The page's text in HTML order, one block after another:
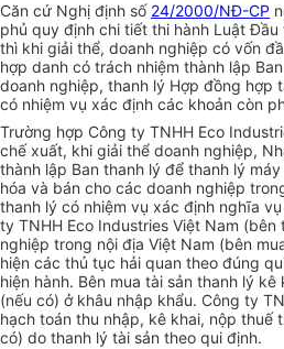
Căn cứ Nghị định số 24/2000/NĐ-CP
phủ quy định chi tiết thi hành Luật
thì khi giải thể, doanh nghiệp có vốn
hợp danh có trách nhiệm thành lập
doanh nghiệp, thanh lý Hợp đồng hợp
có nhiệm vụ xác định các khoản còn
Trường hợp Công ty TNHH Eco
chế xuất, khi giải thể doanh nghiệp,
thành lập Ban thanh lý để thanh lý
hóa và bán cho các doanh nghiệp
thanh lý có nhiệm vụ xác định nghĩa
ty TNHH Eco Industries Việt Nam
nghiệp trong nội địa Việt Nam (bên
hiện các thủ tục hải quan theo đúng
hiện hành. Bên mua tài sản thanh lý
(nếu có) ở khâu nhập khẩu. Công ty
hạch toán thu nhập, kê khai, nộp thuế
có) do thanh lý tài sản theo qui định.